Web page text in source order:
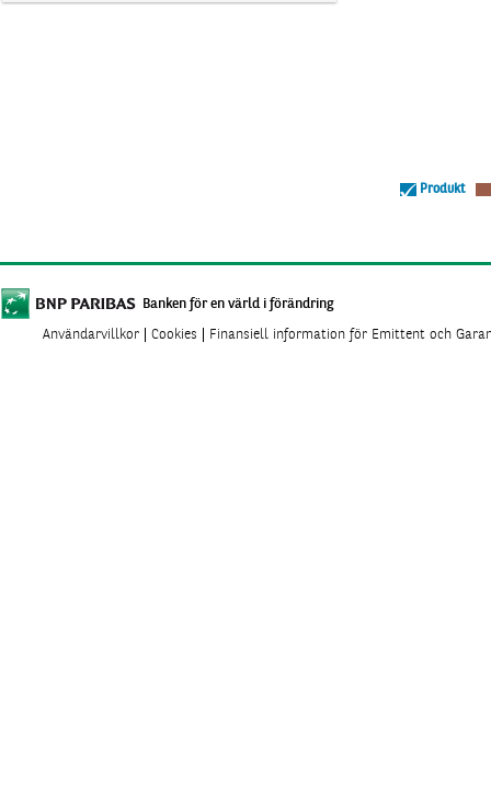
Produkt
Banken för en värld i förändring
Användarvillkor Cookies Finansiell information för Emittent och